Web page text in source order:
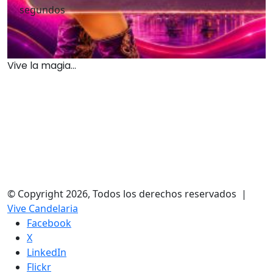
segundos
Vive la magia...
© Copyright 2026, Todos los derechos reservados |
Vive Candelaria
Facebook
X
LinkedIn
Flickr